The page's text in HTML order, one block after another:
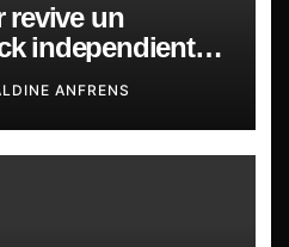
revive un
independiente
de
ANFRENS